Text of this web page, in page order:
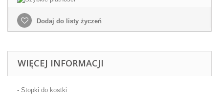
Dodaj do listy życzeń
WIĘCEJ INFORMACJI
- Stopki do kostki